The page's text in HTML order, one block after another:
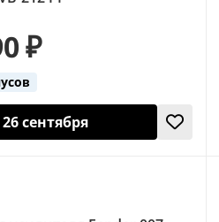
₽
26 сентября